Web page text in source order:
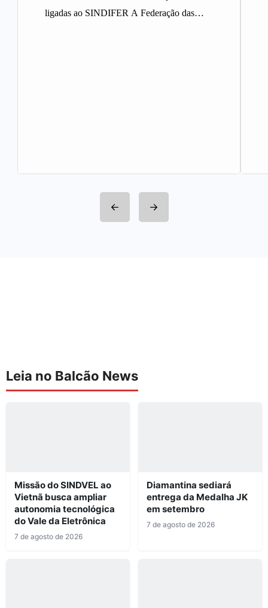
ligadas ao SINDIFER A Federação das
Leia no Balcão News
Missão do SINDVEL ao
Vietnã busca ampliar
autonomia tecnológica
do Vale da Eletrônica
7 de agosto de 2026
Diamantina sediará
entrega da Medalha JK
em setembro
7 de agosto de 2026